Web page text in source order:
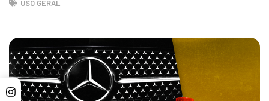
USO GERAL